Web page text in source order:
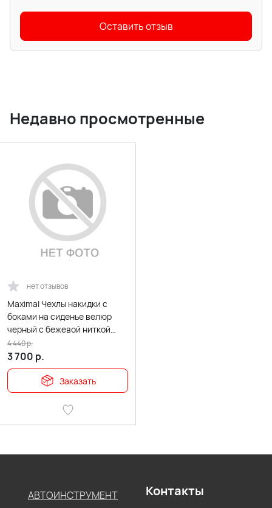
Оставить отзыв
Недавно просмотренные
нет отзывов
Maximal Чехлы накидки с
боками на сиденье велюр
черный с бежевой ниткой
комплект 5шт
3 700 р.
4 440р.
Заказать
АВТОИНСТРУМЕНТ
Контакты